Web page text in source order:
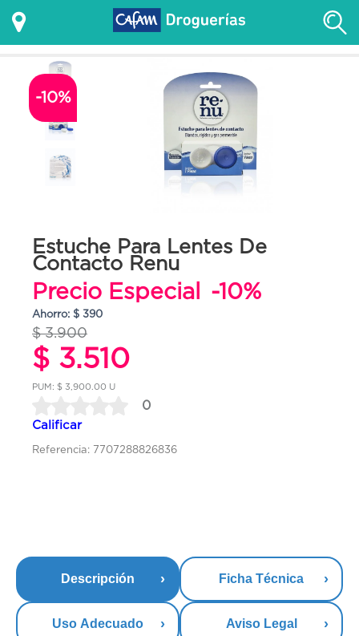
-10%
Estuche Para Lentes De
Contacto Renu
Precio Especial -10%
Ahorro: $ 390
$ 3.900
$ 3.510
PUM: $ 3,900.00 U
0
Calificar
Referencia: 7707288826836
Descripción Ficha Técnica
Uso Adecuado Aviso Legal